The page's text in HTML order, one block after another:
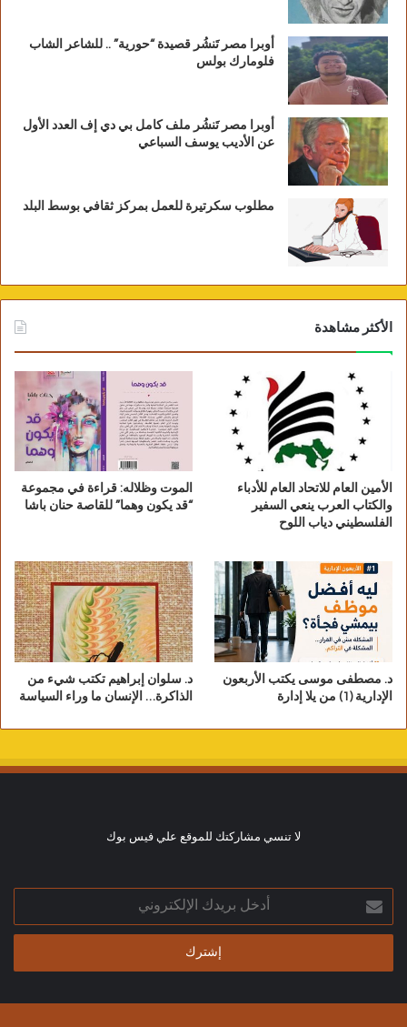
أوبرا مصر تَنشُر قصيدة “حورية” .. للشاعر الشاب
فلومارك بولس
أوبرا مصر تَنشُر ملف كامل بي دي إف العدد الأول
عن الأديب يوسف السباعي
مطلوب سكرتيرة للعمل بمركز ثقافي بوسط البلد
الأكثر مشاهدة
الأمين العام للاتحاد العام للأدباء
والكتاب العرب ينعي السفير
الفلسطيني دياب اللوح
الموت وظلاله: قراءة في مجموعة
“قد يكون وهما” للقاصة حنان باشا
د. مصطفى موسى يكتب الأربعون
الإدارية (1) من يلا إدارة
د. سلوان إبراهيم تكتب شيء من
الذاكرة… الإنسان ما وراء السياسة
لا تنسي مشاركتك للموقع علي فيس بوك
أدخل
بريدك
الإلكتروني